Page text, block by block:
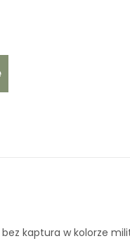
bez kaptura w kolorze